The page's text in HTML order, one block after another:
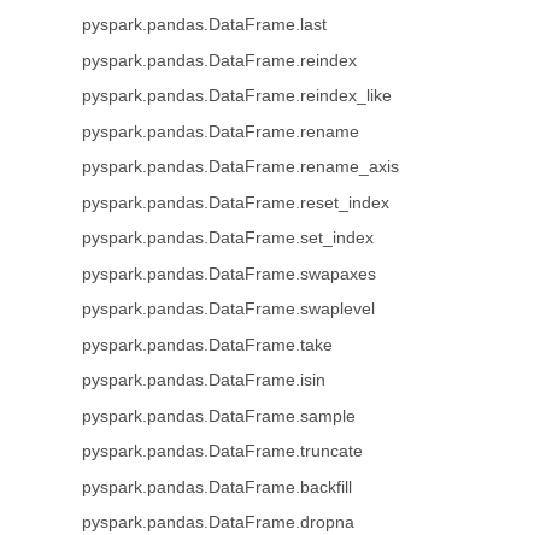
pyspark.pandas.DataFrame.last
pyspark.pandas.DataFrame.reindex
pyspark.pandas.DataFrame.reindex_like
pyspark.pandas.DataFrame.rename
pyspark.pandas.DataFrame.rename_axis
pyspark.pandas.DataFrame.reset_index
pyspark.pandas.DataFrame.set_index
pyspark.pandas.DataFrame.swapaxes
pyspark.pandas.DataFrame.swaplevel
pyspark.pandas.DataFrame.take
pyspark.pandas.DataFrame.isin
pyspark.pandas.DataFrame.sample
pyspark.pandas.DataFrame.truncate
pyspark.pandas.DataFrame.backfill
pyspark.pandas.DataFrame.dropna